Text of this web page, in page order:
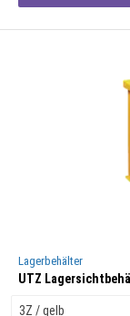
Lagerbehälter
UTZ